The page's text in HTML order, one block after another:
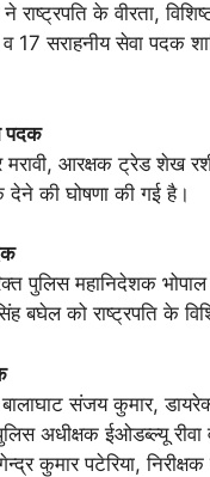
के वीरता,
व 17 सराहनीय सेवा पदक
पदक
मरावी, आरक्षक ट्रेड शेख
देने की घोषणा की गई है।
पुलिस महानिदेशक
बघेल को राष्‍ट्रपति के
संजय कुमार,
अधीक्षक ईओडब्‍ल्‍यू रीवा
कुमार पटेरिया,